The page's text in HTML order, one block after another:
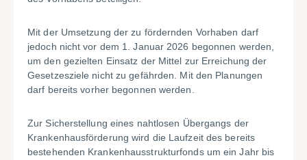
Mit der Umsetzung der zu fördernden Vorhaben darf
jedoch nicht vor dem 1. Januar 2026 begonnen werden,
um den gezielten Einsatz der Mittel zur Erreichung der
Gesetzesziele nicht zu gefährden. Mit den Planungen
darf bereits vorher begonnen werden.
Zur Sicherstellung eines nahtlosen Übergangs der
Krankenhausförderung wird die Laufzeit des bereits
bestehenden Krankenhausstrukturfonds um ein Jahr bis